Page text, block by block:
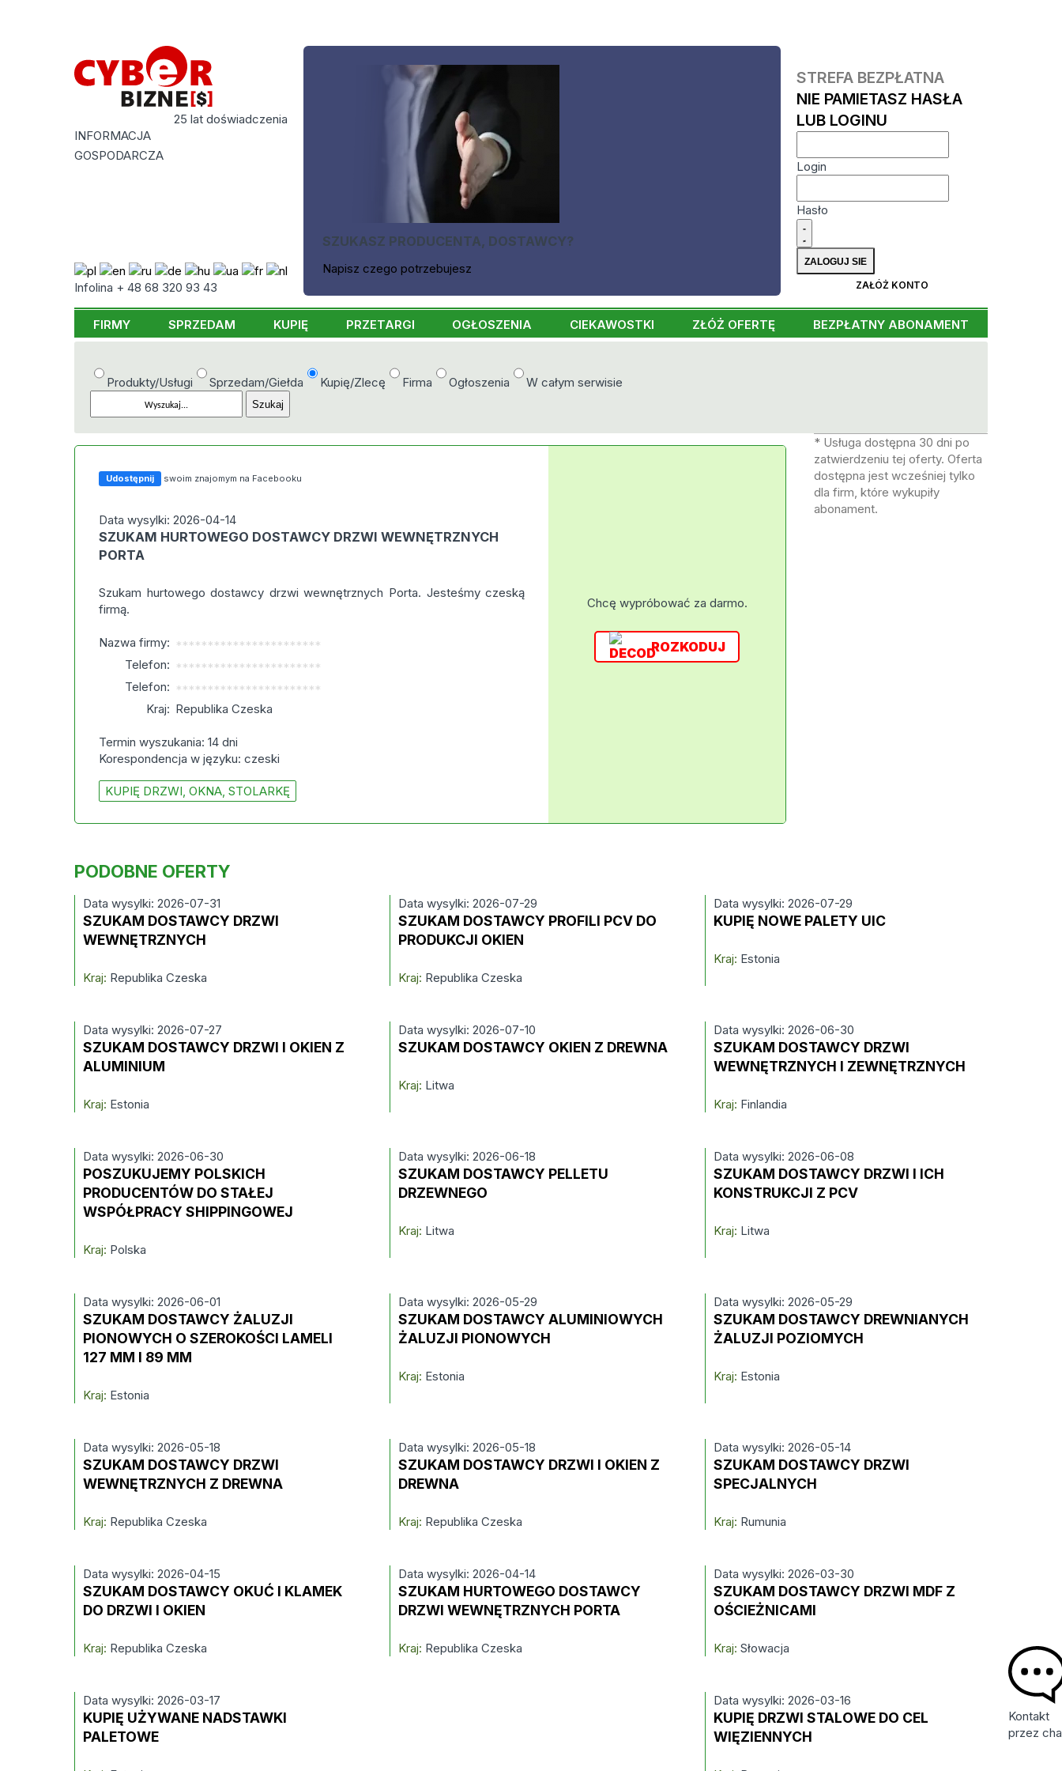
25 lat doświadczenia
INFORMACJA
GOSPODARCZA
Infolina + 48 68 320 93 43
SZUKASZ PRODUCENTA, DOSTAWCY?
Napisz czego potrzebujesz
STREFA BEZPŁATNA
NIE PAMIETASZ HASŁA
LUB LOGINU
Login
Hasło
ZAŁÓŻ KONTO
FIRMY SPRZEDAM KUPIĘ PRZETARGI OGŁOSZENIA CIEKAWOSTKI ZŁÓŻ OFERTĘ BEZPŁATNY ABONAMENT
Produkty/Usługi Sprzedam/Giełda Kupię/Zlecę Firma Ogłoszenia W całym serwisie
Udostępnij swoim znajomym na Facebooku
Data wysylki: 2026-04-14
SZUKAM HURTOWEGO DOSTAWCY DRZWI WEWNĘTRZNYCH
PORTA
Szukam hurtowego dostawcy drzwi wewnętrznych Porta. Jesteśmy czeską
firmą.
Nazwa firmy: ***********************
Telefon: ***********************
Telefon: ***********************
Kraj: Republika Czeska
Termin wyszukania: 14 dni
Korespondencja w języku: czeski
KUPIĘ DRZWI, OKNA, STOLARKĘ
Chcę wypróbować za darmo.
ROZKODUJ
* Usługa dostępna 30 dni po
zatwierdzeniu tej oferty. Oferta
dostępna jest wcześniej tylko
dla firm, które wykupiły
abonament.
PODOBNE OFERTY
Data wysylki: 2026-07-31
SZUKAM DOSTAWCY DRZWI
WEWNĘTRZNYCH
Kraj: Republika Czeska
Data wysylki: 2026-07-29
SZUKAM DOSTAWCY PROFILI PCV DO
PRODUKCJI OKIEN
Kraj: Republika Czeska
Data wysylki: 2026-07-29
KUPIĘ NOWE PALETY UIC
Kraj: Estonia
Data wysylki: 2026-07-27
SZUKAM DOSTAWCY DRZWI I OKIEN Z
ALUMINIUM
Kraj: Estonia
Data wysylki: 2026-07-10
SZUKAM DOSTAWCY OKIEN Z DREWNA
Kraj: Litwa
Data wysylki: 2026-06-30
SZUKAM DOSTAWCY DRZWI
WEWNĘTRZNYCH I ZEWNĘTRZNYCH
Kraj: Finlandia
Data wysylki: 2026-06-30
POSZUKUJEMY POLSKICH
PRODUCENTÓW DO STAŁEJ
WSPÓŁPRACY SHIPPINGOWEJ
Kraj: Polska
Data wysylki: 2026-06-18
SZUKAM DOSTAWCY PELLETU
DRZEWNEGO
Kraj: Litwa
Data wysylki: 2026-06-08
SZUKAM DOSTAWCY DRZWI I ICH
KONSTRUKCJI Z PCV
Kraj: Litwa
Data wysylki: 2026-06-01
SZUKAM DOSTAWCY ŻALUZJI
PIONOWYCH O SZEROKOŚCI LAMELI
127 MM I 89 MM
Kraj: Estonia
Data wysylki: 2026-05-29
SZUKAM DOSTAWCY ALUMINIOWYCH
ŻALUZJI PIONOWYCH
Kraj: Estonia
Data wysylki: 2026-05-29
SZUKAM DOSTAWCY DREWNIANYCH
ŻALUZJI POZIOMYCH
Kraj: Estonia
Data wysylki: 2026-05-18
SZUKAM DOSTAWCY DRZWI
WEWNĘTRZNYCH Z DREWNA
Kraj: Republika Czeska
Data wysylki: 2026-05-18
SZUKAM DOSTAWCY DRZWI I OKIEN Z
DREWNA
Kraj: Republika Czeska
Data wysylki: 2026-05-14
SZUKAM DOSTAWCY DRZWI
SPECJALNYCH
Kraj: Rumunia
Data wysylki: 2026-04-15
SZUKAM DOSTAWCY OKUĆ I KLAMEK
DO DRZWI I OKIEN
Kraj: Republika Czeska
Data wysylki: 2026-04-14
SZUKAM HURTOWEGO DOSTAWCY
DRZWI WEWNĘTRZNYCH PORTA
Kraj: Republika Czeska
Data wysylki: 2026-03-30
SZUKAM DOSTAWCY DRZWI MDF Z
OŚCIEŻNICAMI
Kraj: Słowacja
Data wysylki: 2026-03-17
KUPIĘ UŻYWANE NADSTAWKI
PALETOWE
Data wysylki: 2026-03-16
KUPIĘ DRZWI STALOWE DO CEL
WIĘZIENNYCH
Kontakt
przez